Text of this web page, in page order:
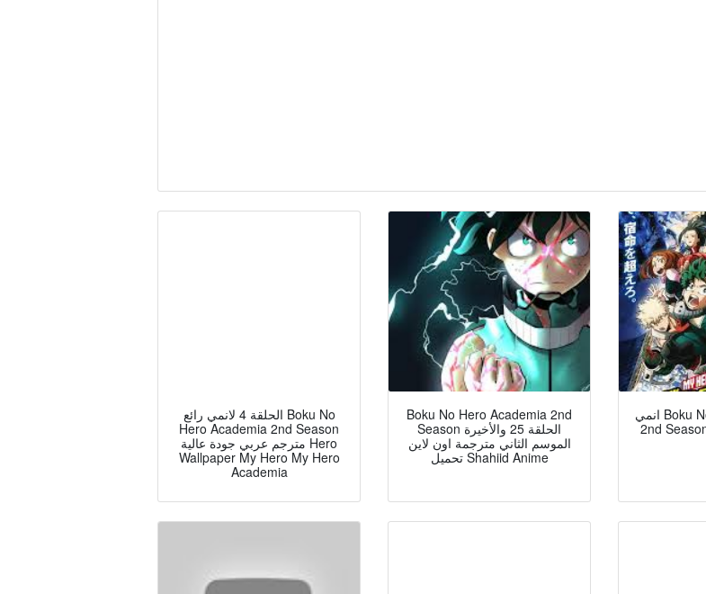
الحلقة 4 لانمي رائع Boku No
Hero Academia 2nd Season
مترجم عربي جودة عالية Hero
Wallpaper My Hero My Hero
Academia
Boku No Hero Academia 2nd
Season الحلقة 25 والأخيرة
الموسم الثاني مترجمة اون لاين
تحميل Shahiid Anime
انمي Boku No Hero Academia